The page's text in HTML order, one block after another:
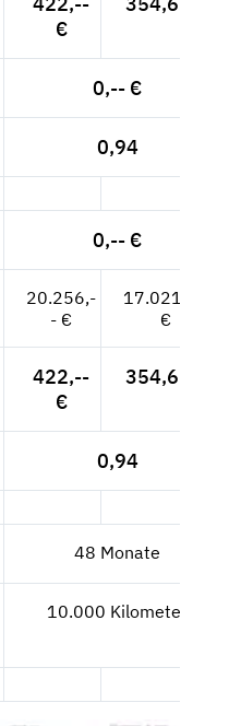
€
0,-- €
0,94
0,-- €
20.256,-
- €
17.021,85
€
422,--
€
354,62 €
0,94
48 Monate
10.000 Kilometer